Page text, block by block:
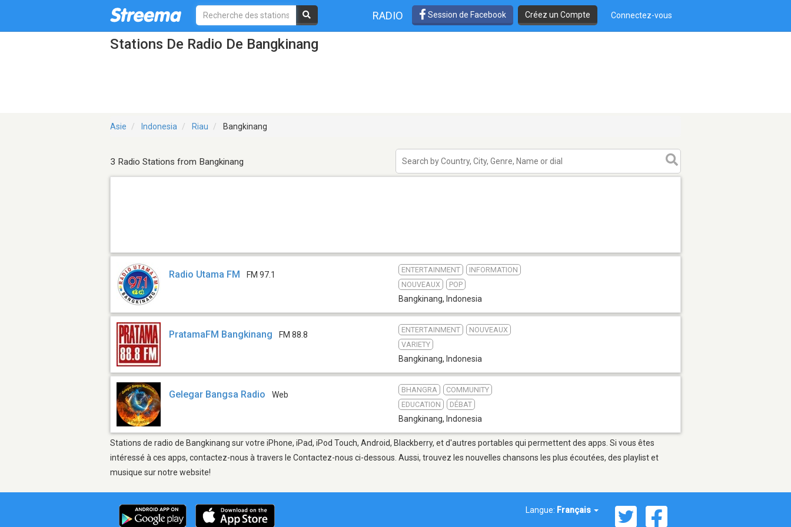
RADIO Session de Facebook Créez un Compte Connectez-vous
Stations De Radio De Bangkinang
Asie Indonesia Riau Bangkinang
3 Radio Stations from Bangkinang
Radio Utama FM FM 97.1
ENTERTAINMENT
INFORMATION
NOUVEAUX
POP
Bangkinang, Indonesia
PratamaFM Bangkinang FM 88.8
ENTERTAINMENT
NOUVEAUX
VARIETY
Bangkinang, Indonesia
Gelegar Bangsa Radio Web
BHANGRA
COMMUNITY
EDUCATION
DÉBAT
Bangkinang, Indonesia
Stations de radio de Bangkinang sur votre iPhone, iPad, iPod Touch, Android, Blackberry, et d'autres portables qui permettent des apps. Si vous êtes
intéressé à ces apps, contactez-nous à travers le Contactez-nous ci-dessous. Aussi, trouvez les nouvelles chansons les plus écoutées, des playlist et
musique sur notre website!
Langue: Français